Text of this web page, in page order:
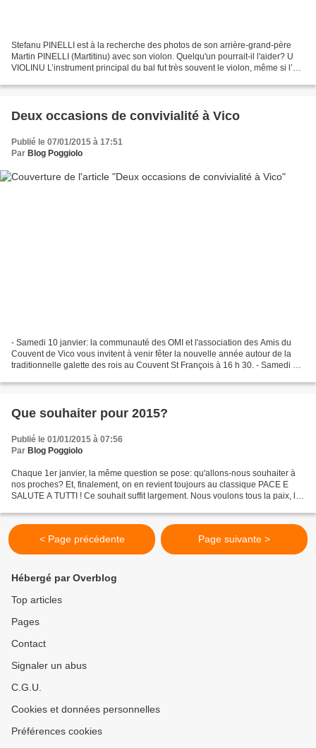
Stefanu PINELLI est à la recherche des photos de son arrière-grand-père
Martin PINELLI (Martitinu) avec son violon. Quelqu'un pourrait-il l'aider? U
VIOLINU L’instrument principal du bal fut très souvent le violon, même si l’on
Deux occasions de convivialité à Vico
Publié le 07/01/2015 à 17:51
Par Blog Poggiolo
- Samedi 10 janvier: la communauté des OMI et l'association des Amis du
Couvent de Vico vous invitent à venir fêter la nouvelle année autour de la
traditionnelle galette des rois au Couvent St François à 16 h 30. - Samedi 24
Que souhaiter pour 2015?
Publié le 01/01/2015 à 07:56
Par Blog Poggiolo
Chaque 1er janvier, la même question se pose: qu'allons-nous souhaiter à
nos proches? Et, finalement, on en revient toujours au classique PACE E
SALUTE A TUTTI ! Ce souhait suffit largement. Nous voulons tous la paix, la
< Page précédente Page suivante >
Hébergé par Overblog
Top articles
Pages
Contact
Signaler un abus
C.G.U.
Cookies et données personnelles
Préférences cookies